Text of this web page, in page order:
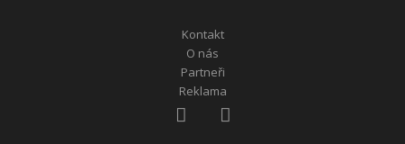
Kontakt
O nás
Partneři
Reklama